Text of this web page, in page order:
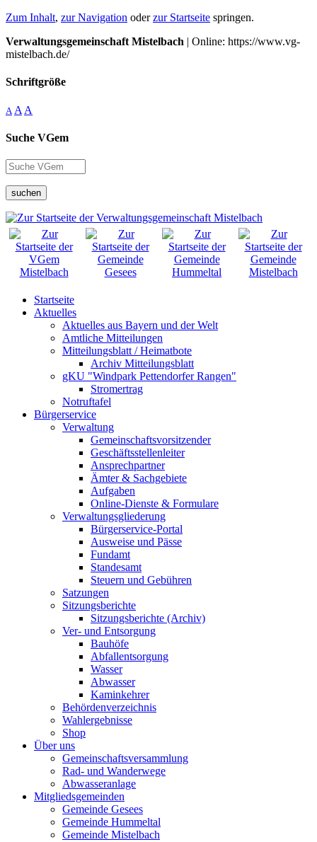
Zum Inhalt, zur Navigation oderzur Startseite springen.
Verwaltungsgemeinschaft Mistelbach | Online: https://www.vg-
mistelbach.de/
Schriftgröße
A A A
Suche VGem
suchen
Startseite
Aktuelles
Aktuelles aus Bayern und der Welt
Amtliche Mitteilungen
Mitteilungsblatt / Heimatbote
Archiv Mitteilungsblatt
gKU "Windpark Pettendorfer Rangen"
Stromertrag
Notruftafel
Bürgerservice
Verwaltung
Gemeinschaftsvorsitzender
Geschäftsstellenleiter
Ansprechpartner
Ämter & Sachgebiete
Aufgaben
Online-Dienste & Formulare
Verwaltungsgliederung
Bürgerservice-Portal
Ausweise und Pässe
Fundamt
Standesamt
Steuern und Gebühren
Satzungen
Sitzungsberichte
Sitzungsberichte (Archiv)
Ver- und Entsorgung
Bauhöfe
Abfallentsorgung
Wasser
Abwasser
Kaminkehrer
Behördenverzeichnis
Wahlergebnisse
Shop
Über uns
Gemeinschaftsversammlung
Rad- und Wanderwege
Abwasseranlage
Mitgliedsgemeinden
Gemeinde Gesees
Gemeinde Hummeltal
Gemeinde Mistelbach